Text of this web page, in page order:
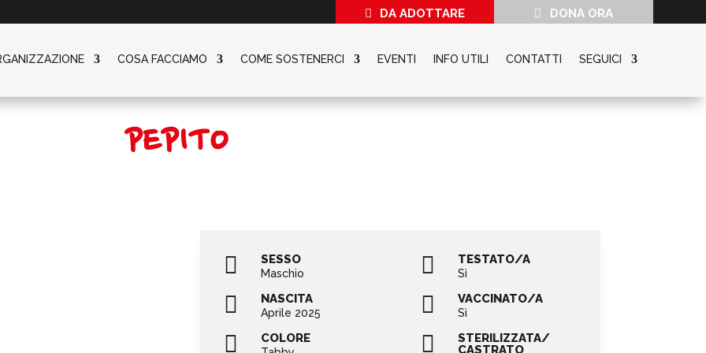
DA ADOTTARE DONA ORA
COSA FACCIAMO COME SOSTENERCI EVENTI INFO UTILI CONTATTI SEGUICI
PEPITO
 SESSO
Maschio
 NASCITA
Aprile 2025
 COLORE
 TESTATO/A
Sì
 VACCINATO/A
Sì

STERILIZZATA/
CASTRATO